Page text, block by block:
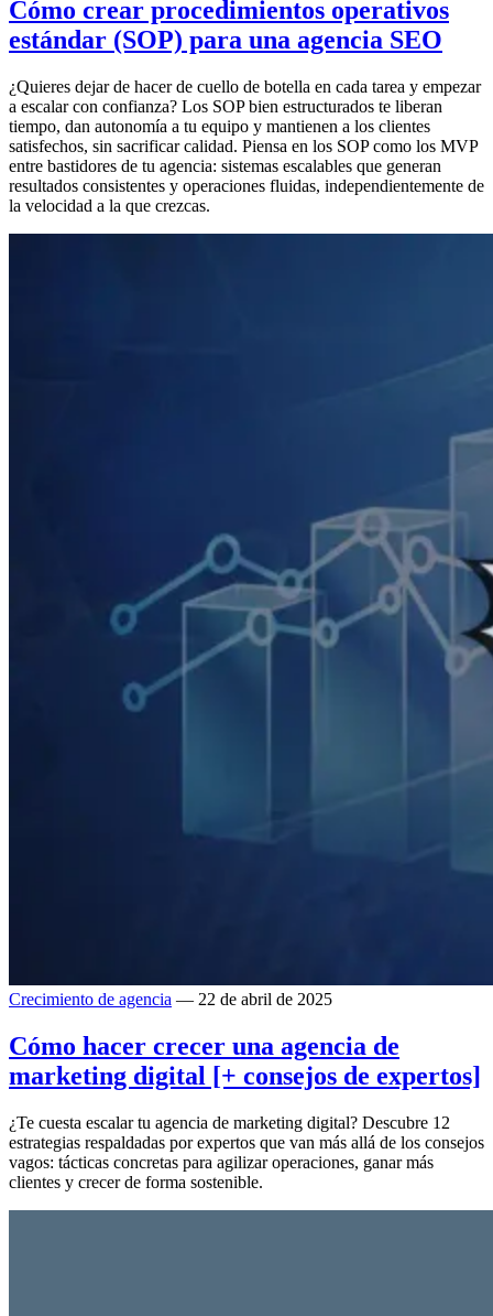
Cómo crear procedimientos operativos
estándar (SOP) para una agencia SEO
¿Quieres dejar de hacer de cuello de botella en cada tarea y empezar
a escalar con confianza? Los SOP bien estructurados te liberan
tiempo, dan autonomía a tu equipo y mantienen a los clientes
satisfechos, sin sacrificar calidad. Piensa en los SOP como los MVP
entre bastidores de tu agencia: sistemas escalables que generan
resultados consistentes y operaciones fluidas, independientemente de
la velocidad a la que crezcas.
Crecimiento de agencia — 22 de abril de 2025
Cómo hacer crecer una agencia de
marketing digital [+ consejos de expertos]
¿Te cuesta escalar tu agencia de marketing digital? Descubre 12
estrategias respaldadas por expertos que van más allá de los consejos
vagos: tácticas concretas para agilizar operaciones, ganar más
clientes y crecer de forma sostenible.